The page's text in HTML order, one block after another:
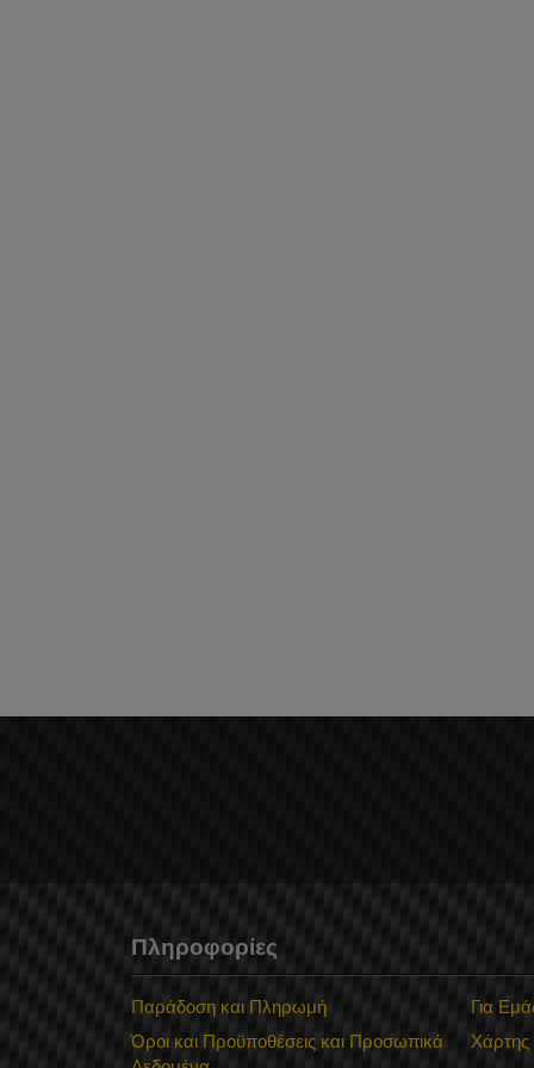
Πληροφορίες
Παράδοση και Πληρωμή
Όροι και Προϋποθέσεις και Προσωπικά
Για
Χάρτης